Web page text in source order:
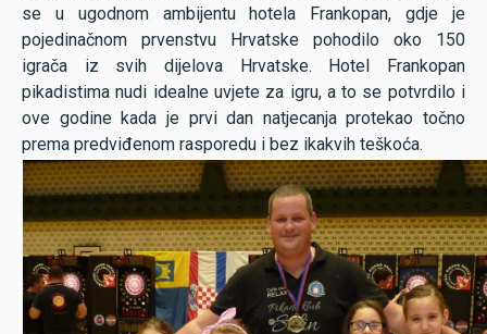
se u ugodnom ambijentu hotela Frankopan, gdje je
pojedinačnom prvenstvu Hrvatske pohodilo oko 150
igrača iz svih dijelova Hrvatske. Hotel Frankopan
pikadistima nudi idealne uvjete za igru, a to se potvrdilo i
ove godine kada je prvi dan natjecanja protekao točno
prema predviđenom rasporedu i bez ikakvih teškoća.